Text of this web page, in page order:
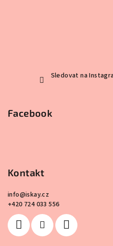
Sledovat na
Facebook
Kontakt
info@iskay.cz
+420 724 033 556